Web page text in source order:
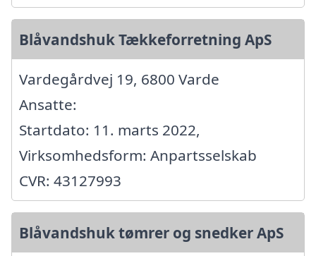
Blåvandshuk Tækkeforretning ApS
Vardegårdvej 19, 6800 Varde
Ansatte:
Startdato: 11. marts 2022,
Virksomhedsform: Anpartsselskab
CVR: 43127993
Blåvandshuk tømrer og snedker ApS